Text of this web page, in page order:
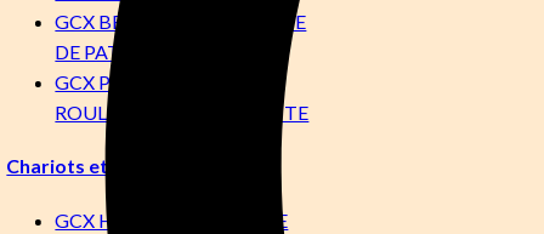
GCX BRAS POUR TABLETTE
DE PATIENT
GCX PATIENT SOCLE
ROULANT POUR TABLETTE
Chariots et Socles Roulants
GCX HAUTEUR VARIABLE